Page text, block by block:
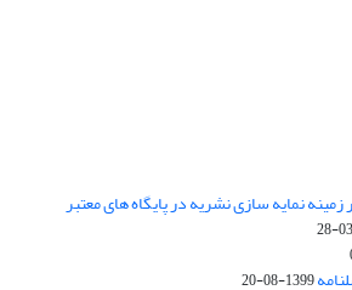
زمینه نمایه سازی نشریه در پایگاه های معتبر
1399-08-20